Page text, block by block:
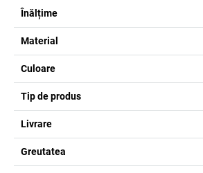
Înălțime
Material
Culoare
Tip de produs
Livrare
Greutatea